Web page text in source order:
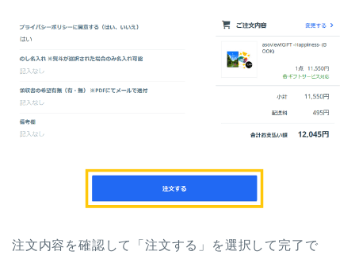
注文内容を確認して「注文する」を選択して完了で